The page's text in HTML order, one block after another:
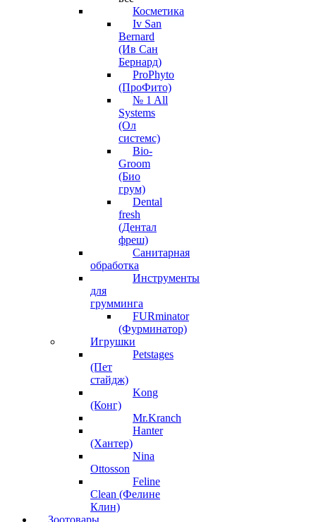
Косметика
Iv San
Bernard
(Ив Сан
Бернард)
ProPhyto
(ПроФито)
№ 1 All
Systems
(Ол
системс)
Bio-
Groom
(Био
грум)
Dental
fresh
(Дентал
фреш)
Санитарная
обработка
Инструменты
для
грумминга
FURminator
(Фурминатор)
Игрушки
Petstages
(Пет
стайдж)
Kong
(Конг)
Mr.Kranch
Hanter
(Хантер)
Nina
Ottosson
Feline
Clean (Фелине
Клин)
Зоотовары